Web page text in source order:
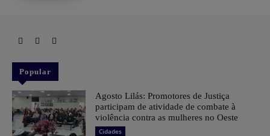
Popular
Agosto Lilás: Promotores de Justiça
participam de atividade de combate à
violência contra as mulheres no Oeste
Cidades